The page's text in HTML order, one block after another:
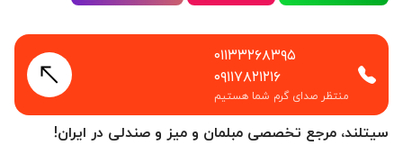
سیتلند، مرجع تخصصی مبلمان و میز و صندلی در ایران!
۰۱۱۳۳۲۶۸۳۹۵
۰۹۱۱۷۸۲۱۲۱۶
منتظر صدای گرم شما هستیم